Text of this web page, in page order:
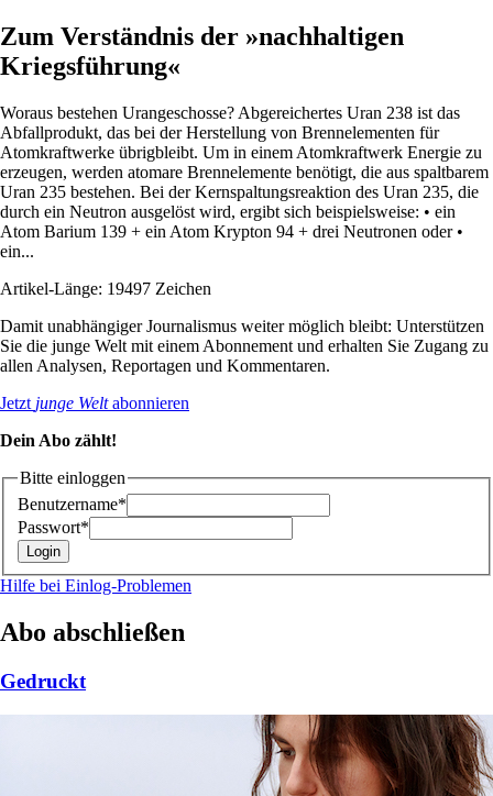
Zum Verständnis der »nachhaltigen
Kriegsführung«
Woraus bestehen Urangeschosse? Abgereichertes Uran 238 ist das
Abfallprodukt, das bei der Herstellung von Brennelementen für
Atomkraftwerke übrigbleibt. Um in einem Atomkraftwerk Energie zu
erzeugen, werden atomare Brennelemente benötigt, die aus spaltbarem
Uran 235 bestehen. Bei der Kernspaltungsreaktion des Uran 235, die
durch ein Neutron ausgelöst wird, ergibt sich beispielsweise: • ein
Atom Barium 139 + ein Atom Krypton 94 + drei Neutronen oder •
ein...
Artikel-Länge: 19497 Zeichen
Damit unabhängiger Journalismus weiter möglich bleibt: Unterstützen
Sie die junge Welt mit einem Abonnement und erhalten Sie Zugang zu
allen Analysen, Reportagen und Kommentaren.
Jetzt junge Weltabonnieren
Dein Abo zählt!
Bitte einloggen
Benutzername*
Passwort*
Hilfe bei Einlog-Problemen
Abo abschließen
Gedruckt